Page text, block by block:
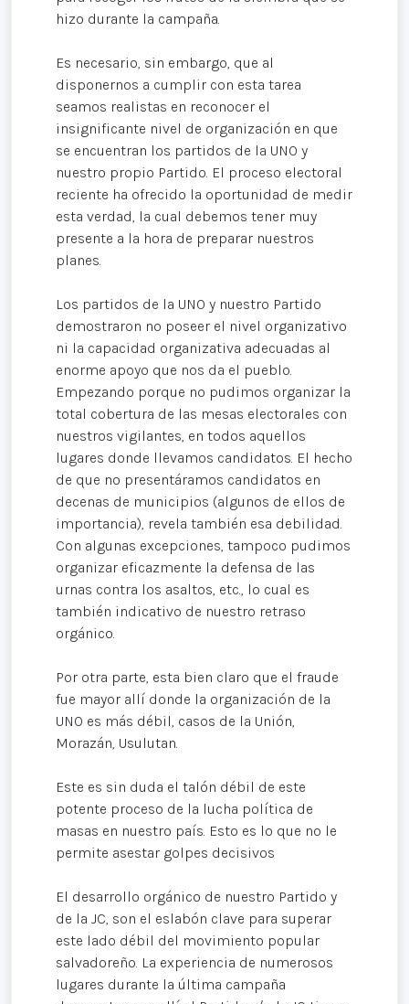
hizo durante la campaña.
Es necesario, sin embargo, que al
disponernos a cumplir con esta tarea
seamos realistas en reconocer el
insignificante nivel de organización en que
se encuentran los partidos de la UNO y
nuestro propio Partido. El proceso electoral
reciente ha ofrecido la oportunidad de medir
esta verdad, la cual debemos tener muy
presente a la hora de preparar nuestros
planes.
Los partidos de la UNO y nuestro Partido
demostraron no poseer el nivel organizativo
ni la capacidad organizativa adecuadas al
enorme apoyo que nos da el pueblo.
Empezando porque no pudimos organizar la
total cobertura de las mesas electorales con
nuestros vigilantes, en todos aquellos
lugares donde llevamos candidatos. El hecho
de que no presentáramos candidatos en
decenas de municipios (algunos de ellos de
importancia), revela también esa debilidad.
Con algunas excepciones, tampoco pudimos
organizar eficazmente la defensa de las
urnas contra los asaltos, etc., lo cual es
también indicativo de nuestro retraso
orgánico.
Por otra parte, esta bien claro que el fraude
fue mayor allí donde la organización de la
UNO es más débil, casos de la Unión,
Morazán, Usulutan.
Este es sin duda el talón débil de este
potente proceso de la lucha política de
masas en nuestro país. Esto es lo que no le
permite asestar golpes decisivos
El desarrollo orgánico de nuestro Partido y
de la JC, son el eslabón clave para superar
este lado débil del movimiento popular
salvadoreño. La experiencia de numerosos
lugares durante la última campaña